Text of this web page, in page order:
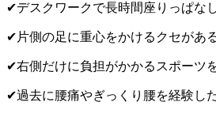
✔デスクワークで長時間座りっぱな
✔片側の足に重心をかけるクセがあ
✔右側だけに負担がかかるスポーツ
✔過去に腰痛やぎっくり腰を経験し